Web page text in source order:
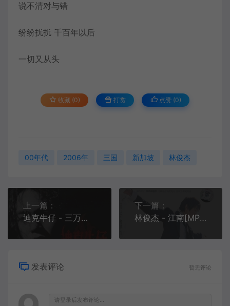
说不清对与错
纷纷扰扰 千百年以后
一切又从头
收藏 (0) 打赏 点赞 (0)
00年代 2006年 三国 新加坡 林俊杰
上一篇：
迪克牛仔 - 三万英尺[MP3-320K/FLAC][10.8M/36.8M]
下一篇：
林俊杰 - 江南[MP3-320K/FLAC][10.3M/31.9M]
发表评论 暂无评论